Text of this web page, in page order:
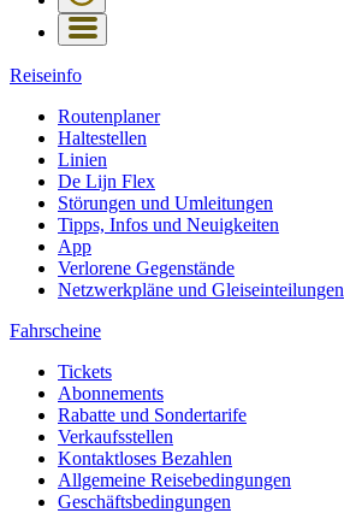
Reiseinfo
Routenplaner
Haltestellen
Linien
De Lijn Flex
Störungen und Umleitungen
Tipps, Infos und Neuigkeiten
App
Verlorene Gegenstände
Netzwerkpläne und Gleiseinteilungen
Fahrscheine
Tickets
Abonnements
Rabatte und Sondertarife
Verkaufsstellen
Kontaktloses Bezahlen
Allgemeine Reisebedingungen
Geschäftsbedingungen